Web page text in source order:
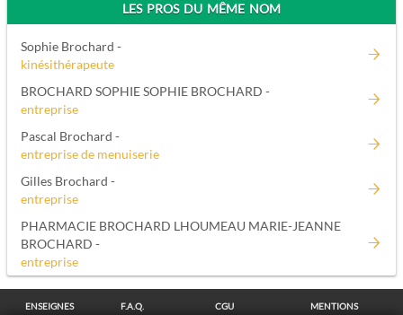
LES PROS DU MÊME NOM
Sophie Brochard -
kinésithérapeute
BROCHARD SOPHIE SOPHIE BROCHARD -
entreprise
Pascal Brochard -
entreprise de menuiserie
Gilles Brochard -
entreprise
PHARMACIE BROCHARD LHOUMEAU MARIE-JEANNE
BROCHARD -
entreprise
ENSEIGNES F.A.Q. CGU MENTIONS